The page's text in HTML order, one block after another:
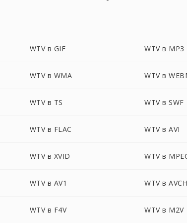
WTV в GIF WTV в MP3
WTV в WMA WTV в
WTV в TS WTV в SWF
WTV в FLAC WTV в AVI
WTV в XVID WTV в
WTV в AV1 WTV в
WTV в F4V WTV в M2V